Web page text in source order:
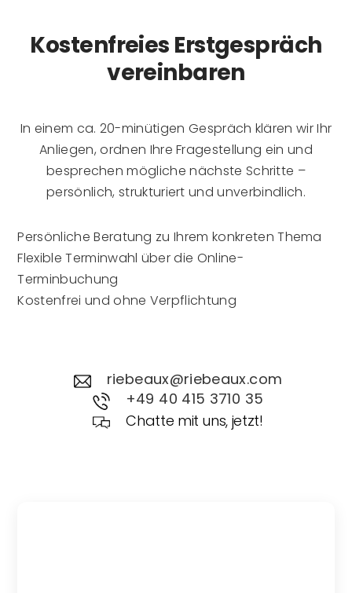
Kostenfreies Erstgespräch
vereinbaren
In einem ca. 20-minütigen Gespräch klären wir Ihr
Anliegen, ordnen Ihre Fragestellung ein und
besprechen mögliche nächste Schritte –
persönlich, strukturiert und unverbindlich.
Persönliche Beratung zu Ihrem konkreten Thema
Flexible Terminwahl über die Online-
Terminbuchung
Kostenfrei und ohne Verpflichtung
riebeaux@riebeaux.com
+49 40 415 3710 35
Chatte mit uns, jetzt!